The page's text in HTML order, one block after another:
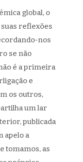
global, o
reflexões
nos
se não
é a primeira
e
os outros,
um lar
publicada
apelo a
tomamos, as